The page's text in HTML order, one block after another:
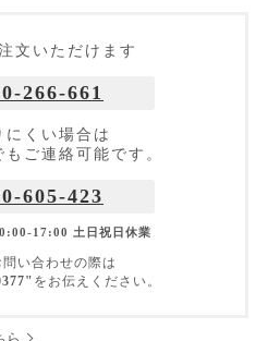
文いただけます
266-661
にくい場合は
ご連絡可能です。
605-423
17:00 土日祝日休業
問い合わせの際は
をお伝えください。